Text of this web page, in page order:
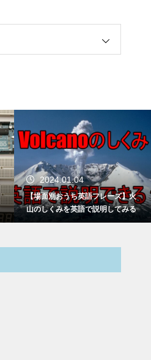
2024.01.04
【場面別おうち英語フレーズ】火
山のしくみを英語で説明してみる